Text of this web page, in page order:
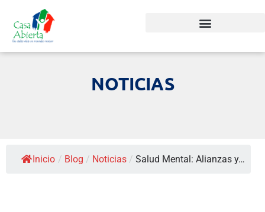
NOTICIAS
Inicio / Blog / Noticias / Salud Mental: Alianzas y…